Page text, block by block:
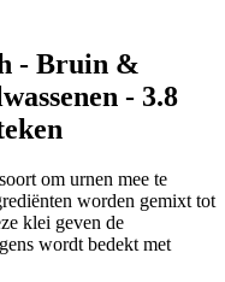
- Bruin &
- 3.8
om urnen mee te
worden gemixt tot
klei geven de
wordt bedekt met